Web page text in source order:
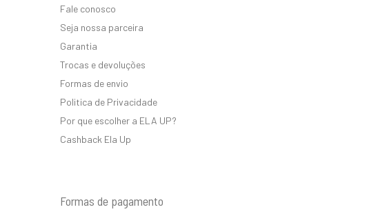
Fale conosco
Seja nossa parceira
Garantia
Trocas e devoluções
Formas de envio
Politica de Privacidade
Por que escolher a ELA UP?
Cashback Ela Up
Formas de pagamento